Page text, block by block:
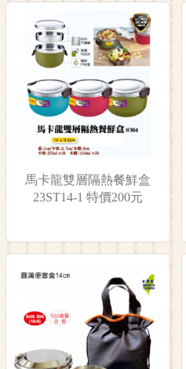
馬卡龍雙層隔熱餐鮮盒
23ST14-1 特價200元